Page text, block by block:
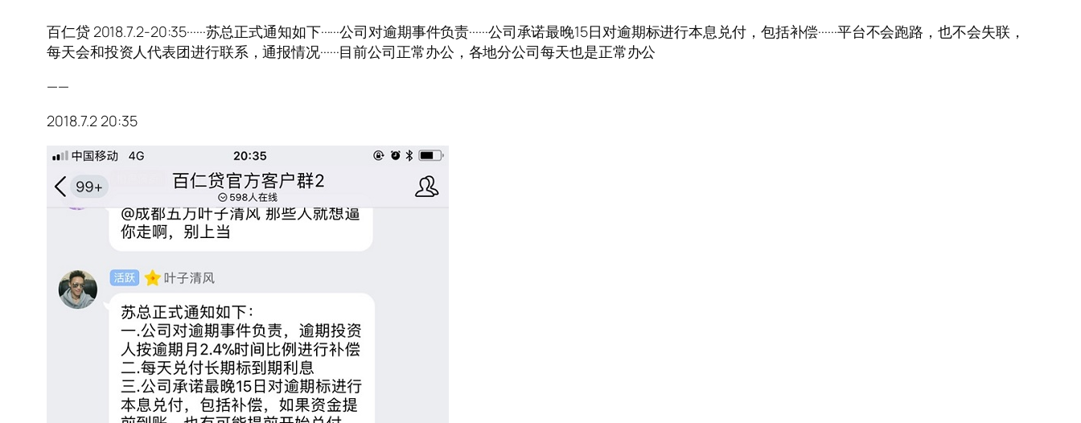
百仁贷 2018.7.2-20:35······苏总正式通知如下······公司对逾期事件负责······公司承诺最晚15日对逾期标进行本息兑付，包括补偿······平台不会跑路，也不会失联，
每天会和投资人代表团进行联系，通报情况······目前公司正常办公，各地分公司每天也是正常办公
——
2018.7.2 20:35